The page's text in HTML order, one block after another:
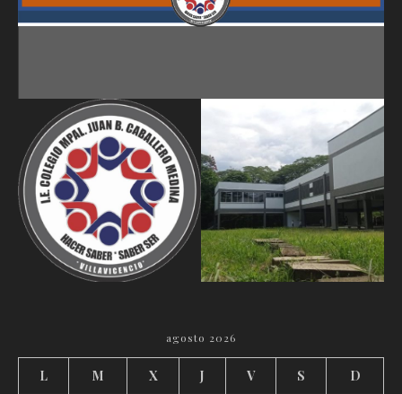
agosto 2026
L M X J V S
D